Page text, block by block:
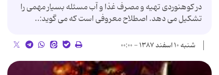
در کوهنوردی تهیه و مصرف غذا و آب مسئله بسیار مهمی را
تشکیل می دهد. اصطلاح معروفی است که می گوید:..
شنبه ۱۰ اسفند ۱۳۸۷ - ۰۰:۰۰